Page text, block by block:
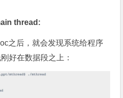
thread:
之后，就会发现系统给程序
好在数据段之上：